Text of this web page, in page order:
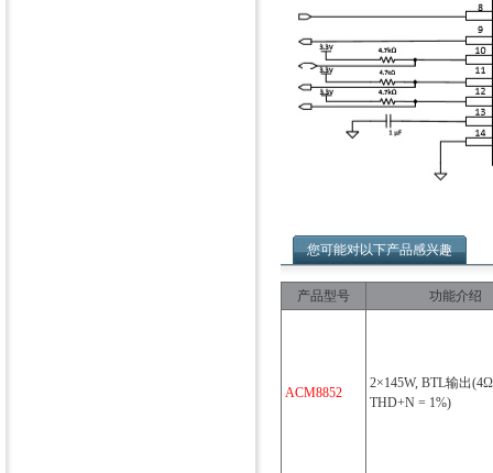
您可能对以下产品感兴趣
产品型号 功能介绍
ACM8852
2×145W, BTL输出
THD+N = 1%)